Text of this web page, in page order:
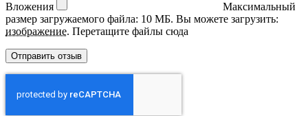
Вложения
Максимальный
размер загружаемого файла: 10 МБ. Вы можете загрузить:
изображение. Перетащите файлы сюда